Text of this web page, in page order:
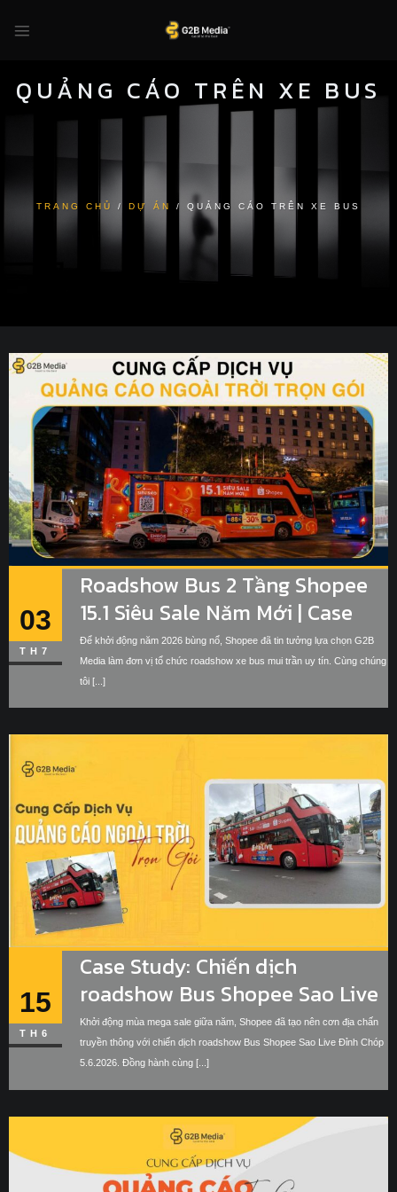
QUẢNG CÁO TRÊN XE BUS
TRANG CHỦ / DỰ ÁN / QUẢNG CÁO TRÊN XE BUS
03
TH7
Roadshow Bus 2 Tầng Shopee
15.1 Siêu Sale Năm Mới | Case
Study G2B Media
Để khởi động năm 2026 bùng nổ, Shopee đã tin tưởng lựa chọn G2B
Media làm đơn vị tổ chức roadshow xe bus mui trần uy tín. Cùng chúng
tôi [...]
15
TH6
Case Study: Chiến dịch
roadshow Bus Shopee Sao Live
Đỉnh Chóp 5.6.2026 | G2B Media
Khởi động mùa mega sale giữa năm, Shopee đã tạo nên cơn địa chấn
truyền thông với chiến dịch roadshow Bus Shopee Sao Live Đỉnh Chóp
5.6.2026. Đồng hành cùng [...]